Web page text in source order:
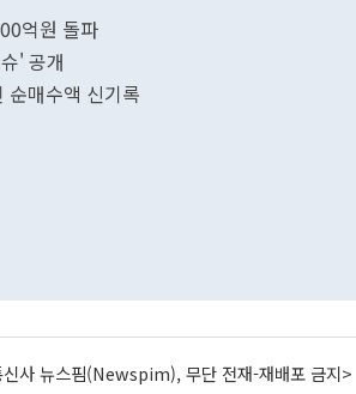
억원 돌파
' 공개
순매수액 신기록
사 뉴스핌(Newspim), 무단 전재-재배포 금지>